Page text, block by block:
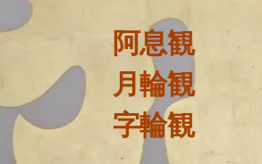
阿息観
月輪観
​字輪観